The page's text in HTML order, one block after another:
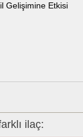
Gelişimine Etkisi
ilaç: